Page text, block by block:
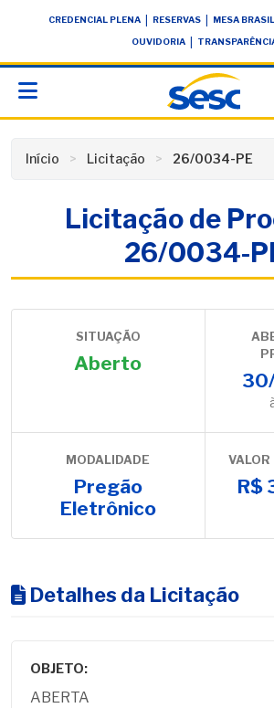
conteúdoCREDENCIAL PLENA RESERVAS MESA BRASIL
OUVIDORIA
Início Licitação 26/0034-PE
Licitação de
26/0034-
SITUAÇÃO
Aberto
MODALIDADE
Pregão
Eletrônico
VALOR
R$
Detalhes da Licitação
OBJETO:
ABERTA